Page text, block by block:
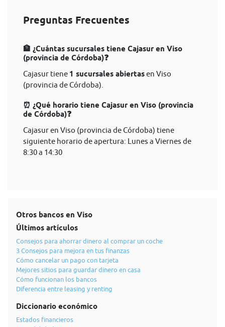
Preguntas Frecuentes
🏦 ¿Cuántas sucursales tiene Cajasur en Viso
(provincia de Córdoba)❓
Cajasur tiene 1 sucursales abiertasen Viso
(provincia de Córdoba).
⏰ ¿Qué horario tiene Cajasur en Viso (provincia
de Córdoba)❓
Cajasur en Viso (provincia de Córdoba) tiene
siguiente horario de apertura: Lunes a Viernes de
8:30 a 14:30
Otros bancos en Viso
Últimos artículos
Consejos para ahorrar dinero al comprar un coche
3 Consejos para mejora en tus finanzas
Cómo cancelar un pago con tarjeta
Mejores sitios para guardar dinero en casa
Cómo funcionan los bancos
Diferencia entre leasing y renting
Diccionario económico
Estados financieros